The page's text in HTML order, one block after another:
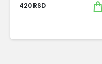
420RSD